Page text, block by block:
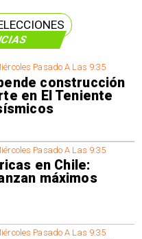
Pasado A Las 9:35
construcción
en El Teniente
Pasado A Las 9:35
en Chile:
máximos
Pasado A Las 9:35